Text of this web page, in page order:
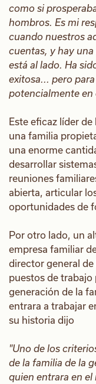
como si
hombros. Es mi
cuando nuestros
cuentas, y hay
está al lado. Ha
exitosa... pero
potencialmente en
Este eficaz líder
una familia
una enorme
desarrollar
reuniones
abierta, articular
oportunidades de
Por otro lado, un
empresa familiar
director general
puestos de trabajo
generación de la
entrara a trabajar
su historia dijo
"Uno de los
de la familia de la
quien entrara en